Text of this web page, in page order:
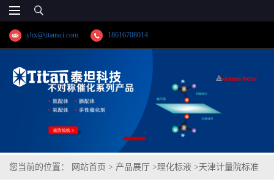
yhx@titansci.com 18616708014
您当前的位置： 网站首页 > 产品展厅 >理化标液 >天津计量院标准